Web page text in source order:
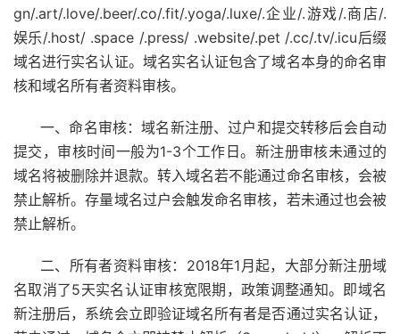
gn/.art/.love/.beer/.co/.fit/.yoga/.luxe/.企业/.游戏/.商店/.
娱乐/.host/ .space /.press/ .website/.pet /.cc/.tv/.icu后缀
域名进行实名认证。域名实名认证包含了域名本身的命名审
核和域名所有者资料审核。
一、命名审核：域名新注册、过户和提交转移后会自动
提交，审核时间一般为1-3个工作日。新注册审核未通过的
域名将被删除并退款。转入域名若不能通过命名审核，会被
禁止解析。存量域名过户会触发命名审核，若未通过也会被
禁止解析。
二、所有者资料审核：2018年1月起，大部分新注册域
名取消了5天实名认证审核宽限期，政策调整通知。即域名
新注册后，系统会立即验证域名所有者是否通过实名认证，